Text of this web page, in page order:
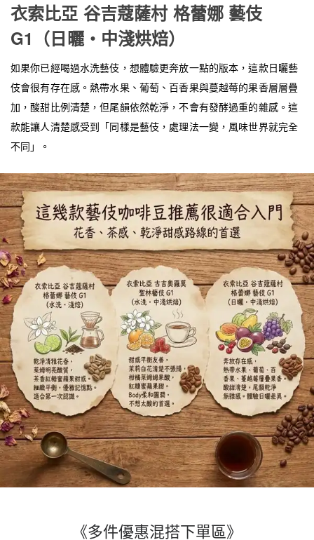
衣索比亞 谷吉蔻薩村 格蕾娜 藝伎
G1（日曬・中淺烘焙）
如果你已經喝過水洗藝伎，想體驗更奔放一點的版本，這款日曬藝
伎會很有存在感。熱帶水果、葡萄、百香果與蔓越莓的果香層層疊
加，酸甜比例清楚，但尾韻依然乾淨，不會有發酵過重的雜感。這
款能讓人清楚感受到「同樣是藝伎，處理法一變，風味世界就完全
不同」。
《多件優惠混搭下單區》